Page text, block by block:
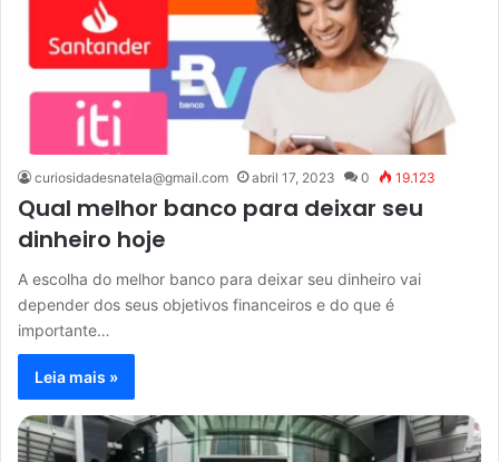
curiosidadesnatela@gmail.com abril 17, 2023 0 19.123
Qual melhor banco para deixar seu
dinheiro hoje
A escolha do melhor banco para deixar seu dinheiro vai
depender dos seus objetivos financeiros e do que é
importante…
Leia mais »